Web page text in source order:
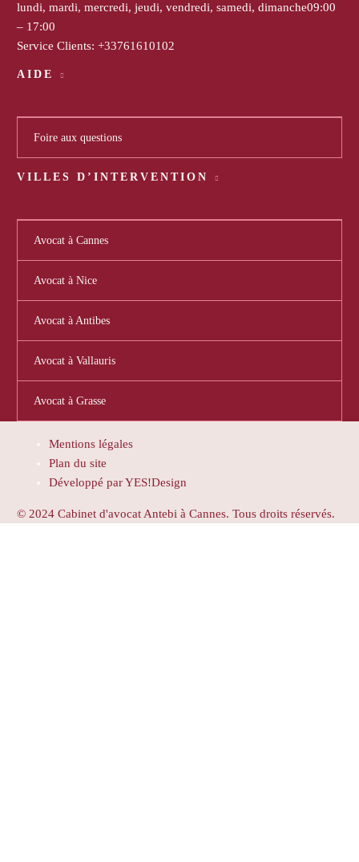
lundi, mardi, mercredi, jeudi, vendredi, samedi, dimanche09:00
– 17:00
Service Clients: +33761610102
AIDE
Foire aux questions
VILLES D’INTERVENTION
Avocat à Cannes
Avocat à Nice
Avocat à Antibes
Avocat à Vallauris
Avocat à Grasse
Mentions légales
Plan du site
Développé par YES!Design
© 2024 Cabinet d'avocat Antebi à Cannes. Tous droits réservés.